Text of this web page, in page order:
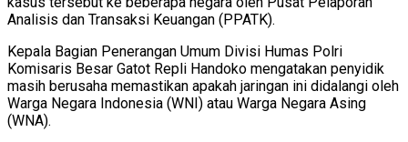
Analisis dan Transaksi Keuangan (PPATK).
Kepala Bagian Penerangan Umum Divisi Humas Polri
Komisaris Besar Gatot Repli Handoko mengatakan penyidik
masih berusaha memastikan apakah jaringan ini didalangi oleh
Warga Negara Indonesia (WNI) atau Warga Negara Asing
(WNA).